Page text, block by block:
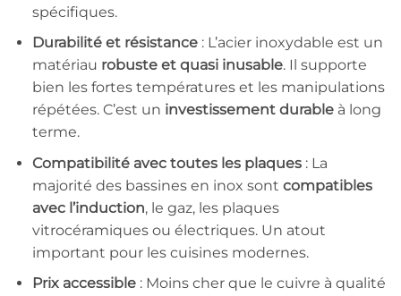
spécifiques.
Durabilité et résistance: L’acier inoxydable est un
matériau robuste et quasi inusable. Il supporte
bien les fortes températures et les manipulations
répétées. C’est un investissement durableà long
terme.
Compatibilité avec toutes les plaques: La
majorité des bassines en inox sont compatibles
avec l’induction, le gaz, les plaques
vitrocéramiques ou électriques. Un atout
important pour les cuisines modernes.
Prix accessible: Moins cher que le cuivre à qualité